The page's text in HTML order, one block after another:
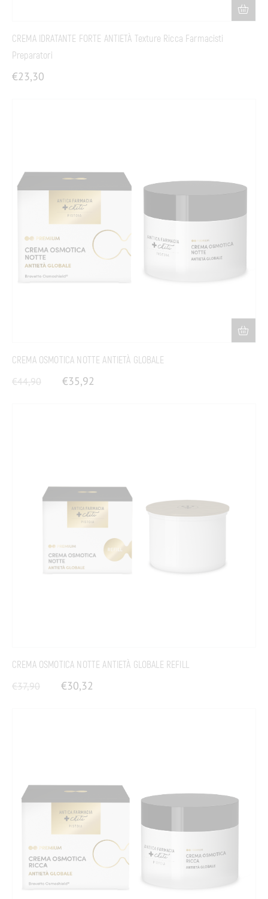
CREMA IDRATANTE FORTE ANTIETÀ Texture Ricca Farmacisti
Preparatori
€23,30
CREMA OSMOTICA NOTTE ANTIETÀ GLOBALE
€44,90 €35,92
CREMA OSMOTICA NOTTE ANTIETÀ GLOBALE REFILL
€37,90 €30,32